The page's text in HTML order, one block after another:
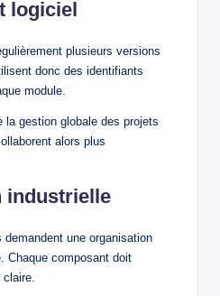
logiciel
plusieurs versions
donc des identifiants
module.
la gestion globale des projets
alors plus
industrielle
demandent une organisation
Chaque composant doit